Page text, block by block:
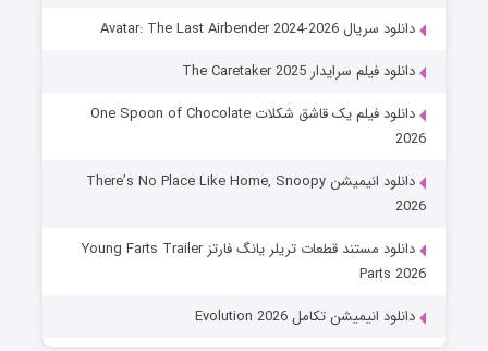
دانلود سریال Avatar: The Last Airbender 2024-2026
دانلود فیلم سرایدار The Caretaker 2025
دانلود فیلم یک قاشق شکلات One Spoon of Chocolate
2026
دانلود انیمیشن There’s No Place Like Home, Snoopy
2026
دانلود مستند قطعات تریلر یانگ فارتز Young Farts Trailer
Parts 2026
دانلود انیمیشن تکامل Evolution 2026